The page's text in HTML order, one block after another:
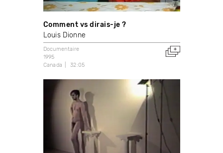
Comment vs dirais-je ?
Louis Dionne
Documentaire
1995
Canada
32:05